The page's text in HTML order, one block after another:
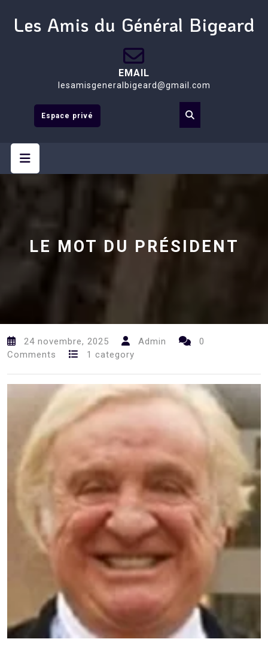
content
Les Amis du Général Bigeard
EMAIL
lesamisgeneralbigeard@gmail.com
Espace privé
LE MOT DU PRÉSIDENT
24 novembre, 2025 Admin
0
Comments
1 category